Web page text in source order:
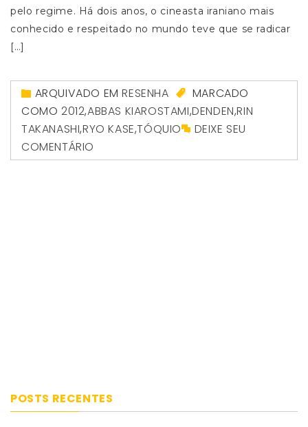
pelo regime. Há dois anos, o cineasta iraniano mais
conhecido e respeitado no mundo teve que se radicar
[…]
ARQUIVADO EMRESENHA
MARCADO
COMO 2012,ABBAS KIAROSTAMI,DENDEN,RIN
TAKANASHI,RYO KASE,TÓQUIO
DEIXE SEU
COMENTÁRIO
POSTS RECENTES